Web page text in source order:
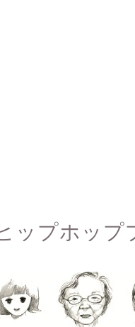
ップホップ